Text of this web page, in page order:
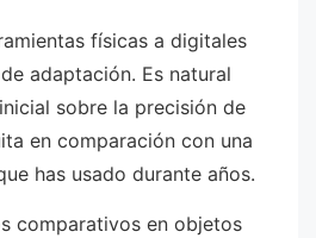
físicas a digitales
adaptación. Es natural
sobre la precisión de
en comparación con una
has usado durante años.
comparativos en objetos